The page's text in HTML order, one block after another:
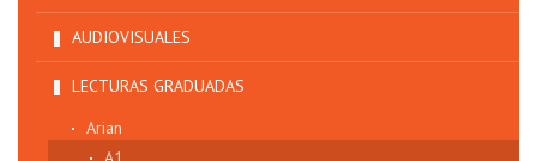
AUDIOVISUALES
LECTURAS GRADUADAS
Arian